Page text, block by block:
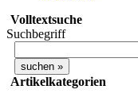
Volltextsuche
Suchbegriff
Artikelkategorien